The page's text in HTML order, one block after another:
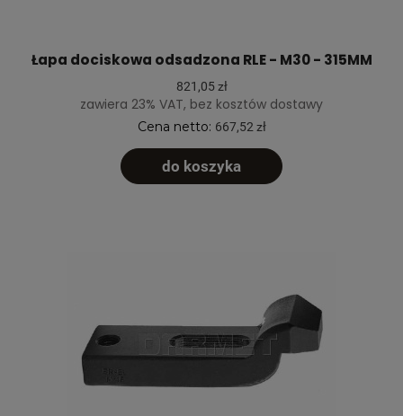
Łapa dociskowa odsadzona RLE - M30 - 315MM
821,05 zł
zawiera 23% VAT, bez kosztów dostawy
Cena netto: 667,52 zł
do koszyka